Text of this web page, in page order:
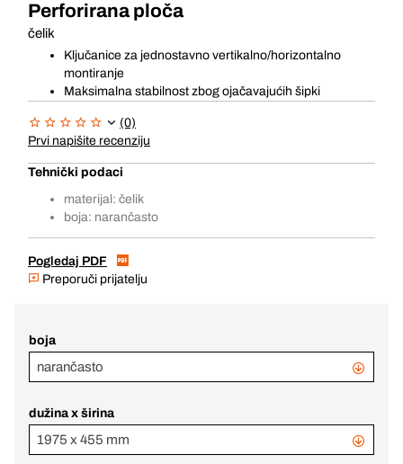
Perforirana ploča
čelik
Ključanice za jednostavno vertikalno/horizontalno
montiranje
Maksimalna stabilnost zbog ojačavajućih šipki
(0)
Prvi napišite recenziju
Tehnički podaci
materijal: čelik
boja: narančasto
Pogledaj PDF
Preporuči prijatelju
boja
narančasto
dužina x širina
1975 x 455 mm